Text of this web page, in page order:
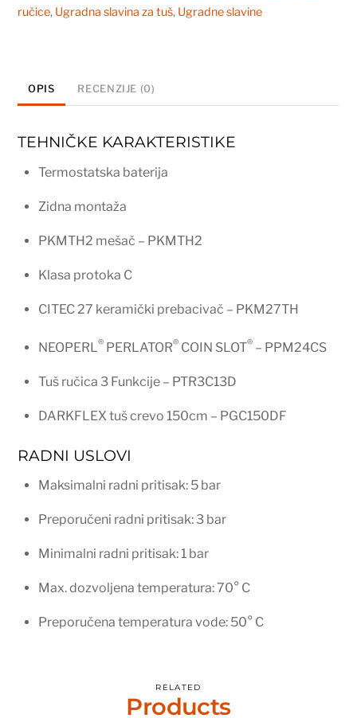
tušem
ručice, Ugradna slavina za tuš, Ugradne slavine
OPIS RECENZIJE (0)
TEHNIČKE KARAKTERISTIKE
Termostatska baterija
Zidna montaža
PKMTH2 mešač – PKMTH2
Klasa protoka C
CITEC 27 keramički prebacivač – PKM27TH
NEOPERL® PERLATOR® COIN SLOT® – PPM24CS
Tuš ručica 3 Funkcije – PTR3C13D
DARKFLEX tuš crevo 150cm – PGC150DF
RADNI USLOVI
Maksimalni radni pritisak: 5 bar
Preporučeni radni pritisak: 3 bar
Minimalni radni pritisak: 1 bar
Max. dozvoljena temperatura: 70° C
Preporučena temperatura vode: 50° C
RELATED
Products